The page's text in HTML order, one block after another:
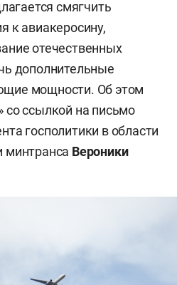
смягчить
к авиакеросину,
отечественных
дополнительные
мощности. Об этом
со ссылкой на письмо
госполитики в области
минтранса Вероники